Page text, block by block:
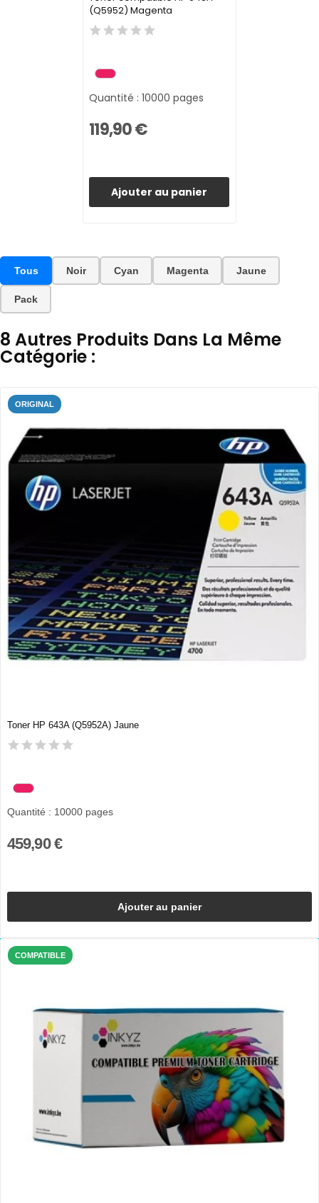
(Q5952) Magenta
Quantité : 10000 pages
119,90 €
Ajouter au panier
Tous Noir Cyan Magenta Jaune
Pack
8 Autres Produits Dans La Même
Catégorie :
ORIGINAL
Toner HP 643A (Q5952A) Jaune
Quantité : 10000 pages
459,90 €
Ajouter au panier
COMPATIBLE